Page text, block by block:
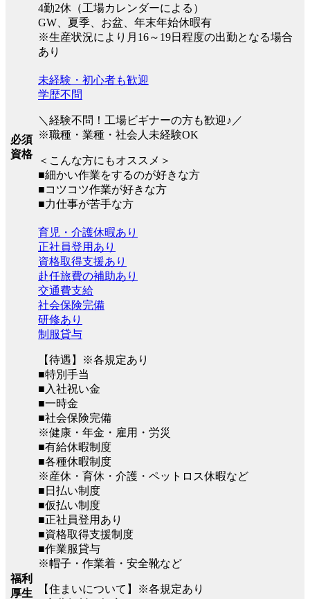
4勤2休（工場カレンダーによる）
GW、夏季、お盆、年末年始休暇有
※生産状況により月16～19日程度の出勤となる場合
あり
必須
資格
未経験・初心者も歓迎
学歴不問
＼経験不問！工場ビギナーの方も歓迎♪／
※職種・業種・社会人未経験OK
＜こんな方にもオススメ＞
■細かい作業をするのが好きな方
■コツコツ作業が好きな方
■力仕事が苦手な方
福利
厚生
育児・介護休暇あり
正社員登用あり
資格取得支援あり
赴任旅費の補助あり
交通費支給
社会保険完備
研修あり
制服貸与
【待遇】※各規定あり
■特別手当
■入社祝い金
■一時金
■社会保険完備
※健康・年金・雇用・労災
■有給休暇制度
■各種休暇制度
※産休・育休・介護・ペットロス休暇など
■日払い制度
■仮払い制度
■正社員登用あり
■資格取得支援制度
■作業服貸与
※帽子・作業着・安全靴など
【住まいについて】※各規定あり